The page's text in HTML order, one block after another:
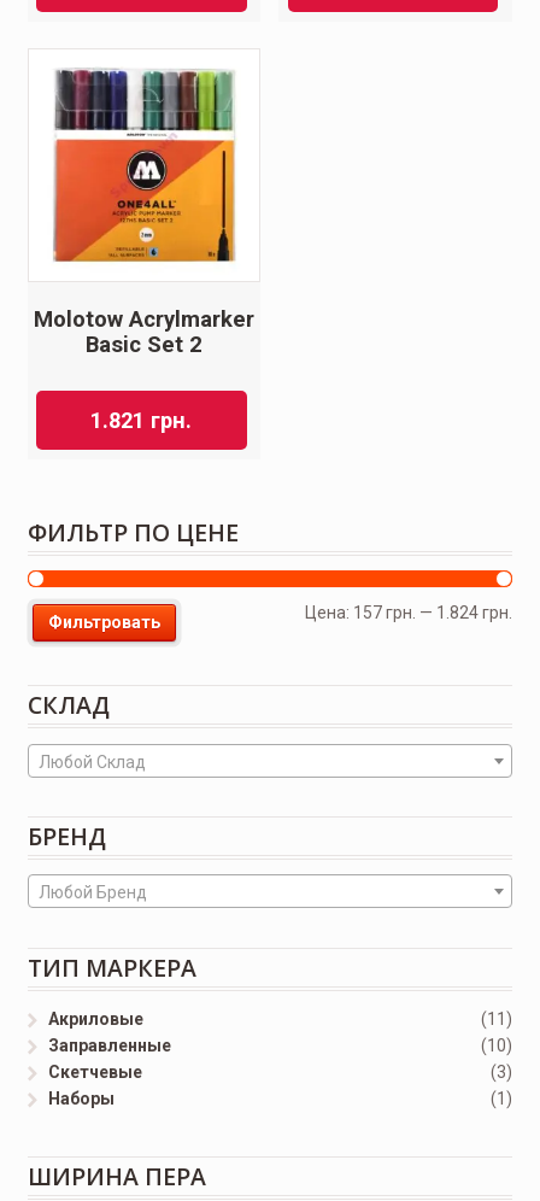
Molotow Acrylmarker
Basic Set 2
1.821 грн.
ФИЛЬТР ПО ЦЕНЕ
Фильтровать
Цена: 157 грн. — 1.824 грн.
СКЛАД
Любой Склад
БРЕНД
Любой Бренд
ТИП МАРКЕРА
Акриловые
(11)
Заправленные
(10)
Скетчевые
(3)
Наборы
(1)
ШИРИНА ПЕРА